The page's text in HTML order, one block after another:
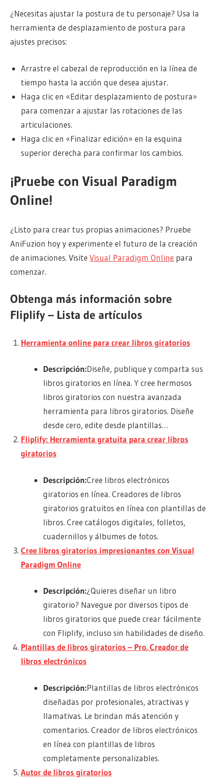
¿Necesitas ajustar la postura de tu personaje? Usa la
herramienta de desplazamiento de postura para
ajustes precisos:
Arrastre el cabezal de reproducción en la línea de
tiempo hasta la acción que desea ajustar.
Haga clic en «Editar desplazamiento de postura»
para comenzar a ajustar las rotaciones de las
articulaciones.
Haga clic en «Finalizar edición» en la esquina
superior derecha para confirmar los cambios.
¡Pruebe con Visual Paradigm
Online!
¿Listo para crear tus propias animaciones? Pruebe
AniFuzion hoy y experimente el futuro de la creación
de animaciones. VisiteVisual Paradigm Online para
comenzar.
Obtenga más información sobre
Fliplify – Lista de artículos
Herramienta online para crear libros giratorios
Descripción:Diseñe, publique y comparta sus
libros giratorios en línea. Y cree hermosos
libros giratorios con nuestra avanzada
herramienta para libros giratorios. Diseñe
desde cero, edite desde plantillas…
Fliplify: Herramienta gratuita para crear libros
giratorios
Descripción:Cree libros electrónicos
giratorios en línea. Creadores de libros
giratorios gratuitos en línea con plantillas de
libros. Cree catálogos digitales, folletos,
cuadernillos y álbumes de fotos.
Cree libros giratorios impresionantes con Visual
Paradigm Online
Descripción:¿Quieres diseñar un libro
giratorio? Navegue por diversos tipos de
libros giratorios que puede crear fácilmente
con Fliplify, incluso sin habilidades de diseño.
Plantillas de libros giratorios – Pro. Creador de
libros electrónicos
Descripción:Plantillas de libros electrónicos
diseñadas por profesionales, atractivas y
llamativas. Le brindan más atención y
comentarios. Creador de libros electrónicos
en línea con plantillas de libros
completamente personalizables.
Autor de libros giratorios